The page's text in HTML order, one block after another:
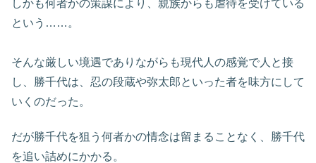
しかも何者かの策謀により、親族からも虐待を受けている
という……。
そんな厳しい境遇でありながらも現代人の感覚で人と接
し、勝千代は、忍の段蔵や弥太郎といった者を味方にして
いくのだった。
だが勝千代を狙う何者かの情念は留まることなく、勝千代
を追い詰めにかかる。